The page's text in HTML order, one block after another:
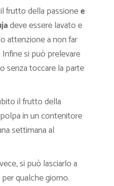
frutto della passionee
deve essere lavato e
attenzione a non far
si può prelevare
senza toccare la parte
il frutto della
in un contenitore
settimana al
si può lasciarlo a
qualche giorno.